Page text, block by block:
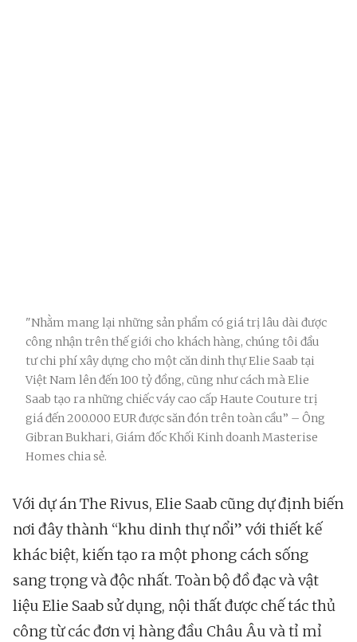
"Nhằm mang lại những sản phẩm có giá trị lâu dài được
công nhận trên thế giới cho khách hàng, chúng tôi đầu
tư chi phí xây dựng cho một căn dinh thự Elie Saab tại
Việt Nam lên đến 100 tỷ đồng, cũng như cách mà Elie
Saab tạo ra những chiếc váy cao cấp Haute Couture trị
giá đến 200.000 EUR được săn đón trên toàn cầu” – Ông
Gibran Bukhari, Giám đốc Khối Kinh doanh Masterise
Homes chia sẻ.
Với dự án The Rivus, Elie Saab cũng dự định biến
nơi đây thành “khu dinh thự nổi” với thiết kế
khác biệt, kiến tạo ra một phong cách sống
sang trọng và độc nhất. Toàn bộ đồ đạc và vật
liệu Elie Saab sử dụng, nội thất được chế tác thủ
công từ các đơn vị hàng đầu Châu Âu và tỉ mỉ